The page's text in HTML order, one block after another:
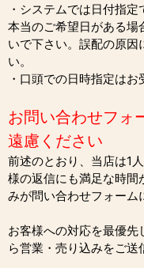
・システムでは日付指
本当のご希望日がある場
いで下さい。誤配の原因
い。
・口頭での日時指定はお
お問い合わせフォ
遠慮ください
前述のとおり、当店は1
様の返信にも満足な時間
みが問い合わせフォーム
お客様への対応を最優
ら営業・売り込みをご送